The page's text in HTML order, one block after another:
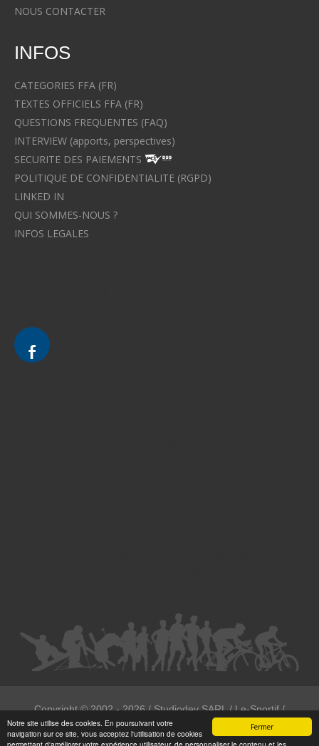
Fermer
Notre site utilise des cookies. En poursuivant votre
navigation sur ce site, vous acceptez l'utilisation de cookies
NOUS CONTACTER
INFOS
CATEGORIES FFA (FR)
TEXTES OFFICIELS FFA (FR)
QUESTIONS FREQUENTES (FAQ)
INTERVIEW (apports, perspectives)
SECURITE DES PAIEMENTS
POLITIQUE DE CONFIDENTIALITE (RGPD)
LINKED IN
QUI SOMMES-NOUS ?
INFOS LEGALES
Copyright ©2002 - 2026/ Studiodev SARL / Le-Sportif /
Registration4all
Tous droits réservées.